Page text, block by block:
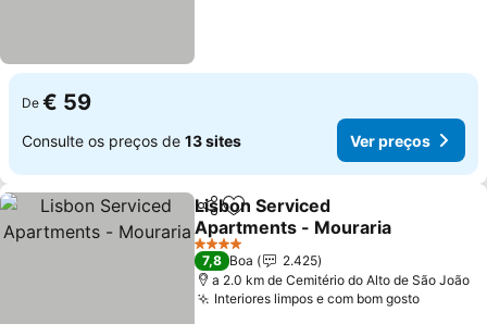
De € 59
Consulte os preços de 13 sites Ver preços
PartilharAdicionar aos favoritos
Lisbon Serviced
Apartments - Mouraria
4 Estrelas
7,8 Boa
2.425
a 2.0 km de Cemitério do Alto de São João
Interiores limpos e com bom gosto